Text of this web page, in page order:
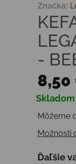
-
Značka:
8,50
Skladom
Môžeme
Možnosti
Ďaľšie